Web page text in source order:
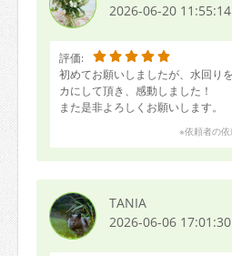
2026-06-20 11:55:14
評価:
初めてお願いしましたが、水回り
カにして頂き、感動しました！
また是非よろしくお願いします。
※依頼者の依
TANIA
2026-06-06 17:01:30